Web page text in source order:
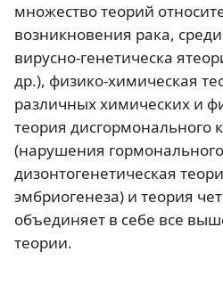
множество теорий
возникновения рака,
вирусно-генетическа
др.), физико-химическая
различных химических и
теория дисгормонального
(нарушения
дизонтогенетическая
эмбриогенеза) и теория
объединяет в себе все
теории.